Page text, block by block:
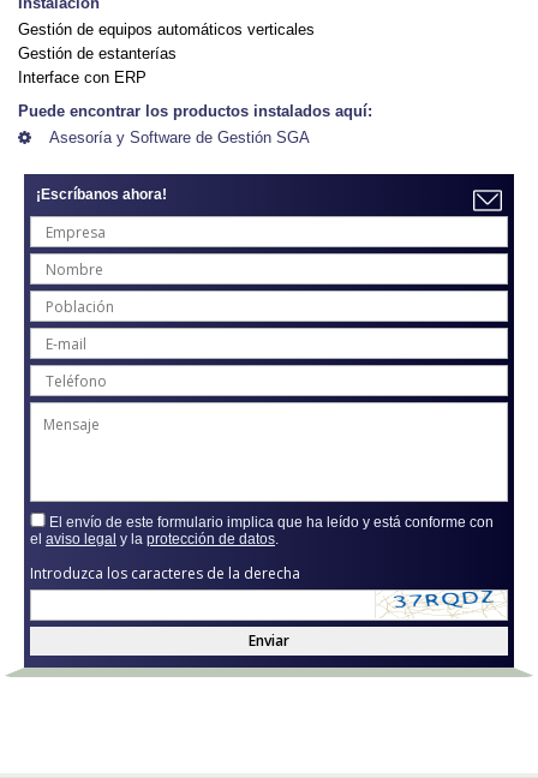
Gestión de equipos automáticos verticales
Gestión de estanterías
Interface con ERP
Puede encontrar los productos instalados aquí:
Asesoría y Software de Gestión SGA
¡Escríbanos ahora!
El envío de este formulario implica que ha leído y está conforme con
el aviso legal y la protección de datos.
Introduzca los caracteres de la derecha
Enviar